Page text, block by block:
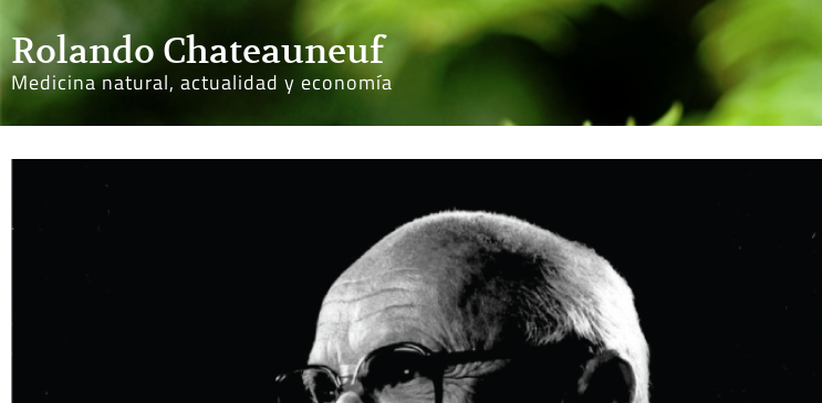
Rolando Chateauneuf
Medicina natural, actualidad y economía